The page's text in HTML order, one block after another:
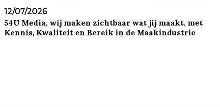
12/07/2026
54U Media, wij maken zichtbaar wat jij maakt, met
Kennis, Kwaliteit en Bereik in de Maakindustrie